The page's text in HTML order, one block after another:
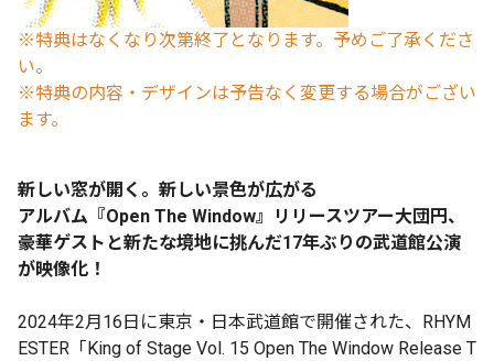
※特典はなくなり次第終了となります。予めご了承くださ
い。
※特典の内容・デザインは予告なく変更する場合がござい
ます。
新しい窓が開く。新しい景色が広がる
アルバム『Open The Window』リリースツアー大団円、
豪華ゲストと新たな境地に挑んだ17年ぶりの武道館公演
が映像化！
2024年2月16日に東京・日本武道館で開催された、RHYM
ESTER「King of Stage Vol. 15 Open The Window Release T